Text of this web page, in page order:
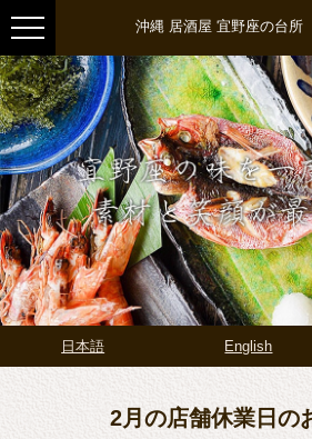
沖縄 居酒屋 宜野座の台
日本語 English
2月の店舗休業日の